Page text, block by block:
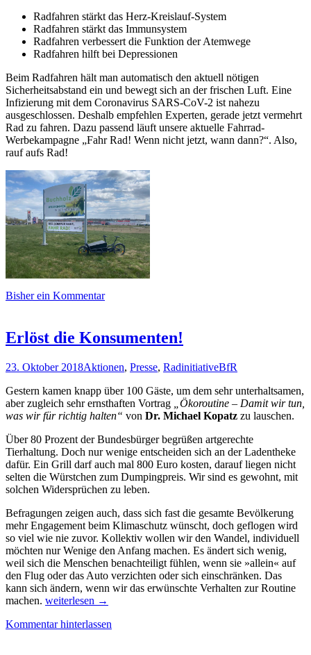
Radfahren stärkt das Herz-Kreislauf-System
Radfahren stärkt das Immunsystem
Radfahren verbessert die Funktion der Atemwege
Radfahren hilft bei Depressionen
Beim Radfahren hält man automatisch den aktuell nötigen
Sicherheitsabstand ein und bewegt sich an der frischen Luft. Eine
Infizierung mit dem Coronavirus SARS-CoV-2 ist nahezu
ausgeschlossen. Deshalb empfehlen Experten, gerade jetzt vermehrt
Rad zu fahren. Dazu passend läuft unsere aktuelle Fahrrad-
Werbekampagne „Fahr Rad! Wenn nicht jetzt, wann dann?“. Also,
rauf aufs Rad!
Bisher ein Kommentar
Erlöst die Konsumenten!
23. Oktober 2018Aktionen, Presse, RadinitiativeBfR
Gestern kamen knapp über 100 Gäste, um dem sehr unterhaltsamen,
aber zugleich sehr ernsthaften Vortrag
„Ökoroutine – Damit wir tun,
was wir für richtig halten“ von Dr. Michael Kopatz zu lauschen.
Über 80 Prozent der Bundesbürger begrüßen artgerechte
Tierhaltung. Doch nur wenige entscheiden sich an der Ladentheke
dafür. Ein Grill darf auch mal 800 Euro kosten, darauf liegen nicht
selten die Würstchen zum Dumpingpreis. Wir sind es gewohnt, mit
solchen Widersprüchen zu leben.
Befragungen zeigen auch, dass sich fast die gesamte Bevölkerung
mehr Engagement beim Klimaschutz wünscht, doch geflogen wird
so viel wie nie zuvor. Kollektiv wollen wir den Wandel, individuell
möchten nur Wenige den Anfang machen. Es ändert sich wenig,
weil sich die Menschen benachteiligt fühlen, wenn sie »allein« auf
den Flug oder das Auto verzichten oder sich einschränken. Das
kann sich ändern, wenn wir das erwünschte Verhalten zur Routine
machen. Erlöst
Konsumenten!
weiterlesen →
Kommentar hinterlassen